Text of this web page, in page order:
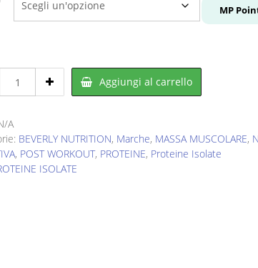
originaleattuale
MP
NUTRITION
Aggiungi al carrello
A
BEVERLY NUTRITION, Marche, MASSA MUSCOLARE,
, POST WORKOUT, PROTEINE, Proteine Isolate
ISOLATE